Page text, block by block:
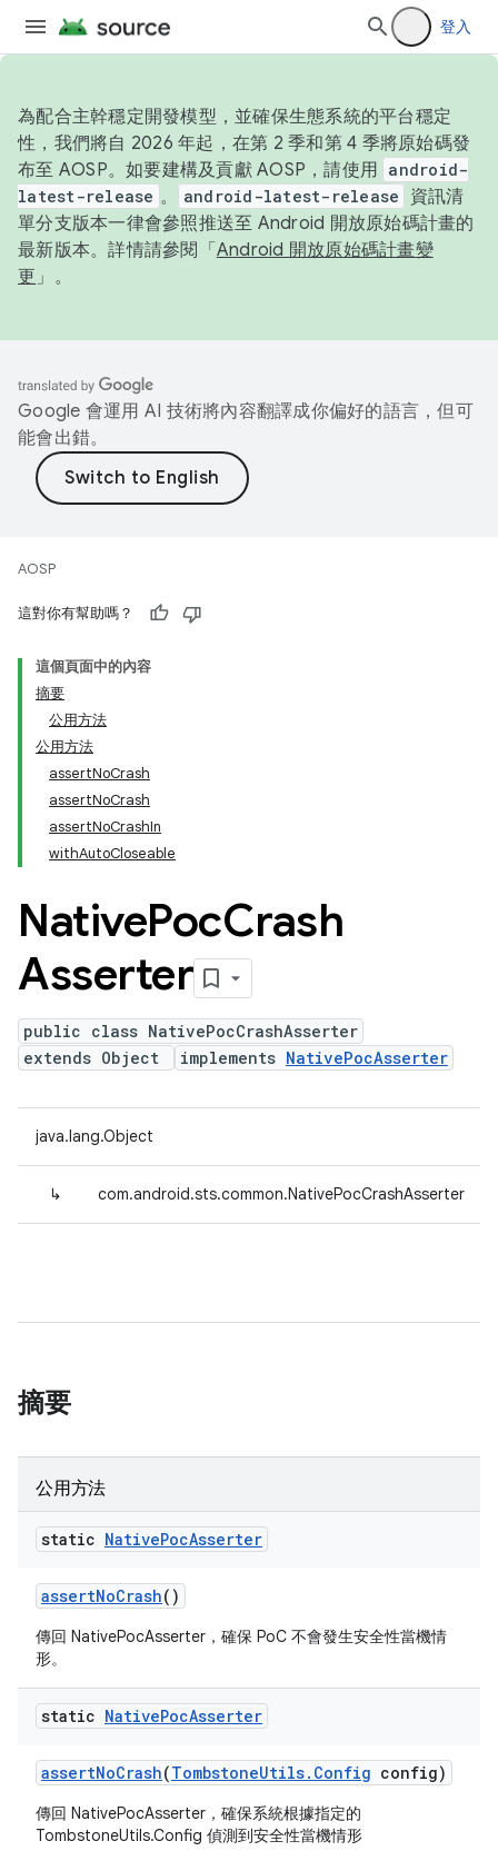
登入
為配合主幹穩定開發模型，並確保生態系統的平台穩定
性，我們將自 2026 年起，在第 2 季和第 4 季將原始碼發
布至 AOSP。如要建構及貢獻 AOSP，請使用 android-
latest-release 。 android-latest-release
資訊清
單分支版本一律會參照推送至 Android 開放原始碼計畫的
最新版本。詳情請參閱「 Android 開放原始碼計畫變
更 」。
Google 會運用 AI 技術將內容翻譯成你偏好的語言，但可
能會出錯。
AOSP
這對你有幫助嗎？
這個頁面中的內容
摘要
公用方法
公用方法
assertNoCrash
assertNoCrash
assertNoCrashIn
withAutoCloseable
NativePocCrash
Asserter
public class NativePocCrashAsserter
extends Object
implements NativePocAsserter
java.lang.Object
↳ com.android.sts.common.NativePocCrashAsserter
摘要
公用方法
static NativePocAsserter
assertNoCrash()
傳回 NativePocAsserter，確保 PoC 不會發生安全性當機情
形。
static NativePocAsserter
assertNoCrash(TombstoneUtils. Config config)
傳回 NativePocAsserter，確保系統根據指定的
TombstoneUtils.Config 偵測到安全性當機情形